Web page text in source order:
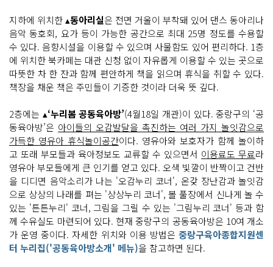
지하에 위치한 ▴동아리실은 전면 거울이 부착돼 있어 댄스 동아리나
음악 동호회, 요가 등이 가능한 공간으로 최대 25명 정도를 수용할
수 있다. 음향시설을 이용할 수 있으며 사물함도 있어 편리하다. 1층
에 위치한 북카페는 대관 신청 없이 자유롭게 이용할 수 있는 곳으로
따뜻한 차 한 잔과 함께 편안하게 책을 읽으며 휴식을 취할 수 있다.
책장을 채운 책은 주민들이 기증한 것이라 더욱 뜻 깊다.
2층에는 ▴‘누리봄 공동육아방’(4월18일 개관)이 있다. 중랑구의 ‘공
동육아방’은 아이들의 오감발달을 촉진하는 여러 가지 놀잇감으로
가득한 영유아 휴식놀이공간이다. 영유아와 보호자가 함께 놀이하
고 또래 부모들과 육아정보도 교류할 수 있으면서 이용료도 무료라
영유아 부모들에게 큰 인기를 얻고 있다. 오색 빛깔이 반짝이고 건반
을 디디면 음악소리가 나는 '오감누리 코너', 온갖 장난감과 놀잇감
으로 상상의 나래를 펴는 '상상누리 코너', 볼 풀장에서 신나게 놀 수
있는 '튼튼누리' 코너, 그림을 그릴 수 있는 '그림누리 코너' 등과 함
께 수유실도 마련되어 있다. 현재 중랑구의 공동육아방은 10여 개소
가 운영 중이다. 자세한 위치와 이용 방법은 중랑구육아종합지원센
터 누리집('공동육아방소개' 메뉴)을 참고하면 된다.